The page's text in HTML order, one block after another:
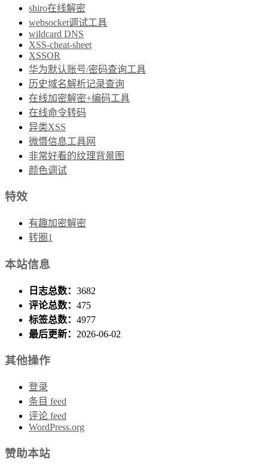
shiro在线解密
websocket调试工具
wildcard DNS
XSS-cheat-sheet
XSSOR
华为默认账号/密码查询工具
历史域名解析记录查询
在线加密解密+编码工具
在线命令转码
异类XSS
微慑信息工具网
非常好看的纹理背景图
颜色调试
特效
有趣加密解密
转圈1
本站信息
日志总数： 3682
评论总数： 475
标签总数： 4977
最后更新： 2026-06-02
其他操作
登录
条目 feed
评论 feed
WordPress.org
赞助本站